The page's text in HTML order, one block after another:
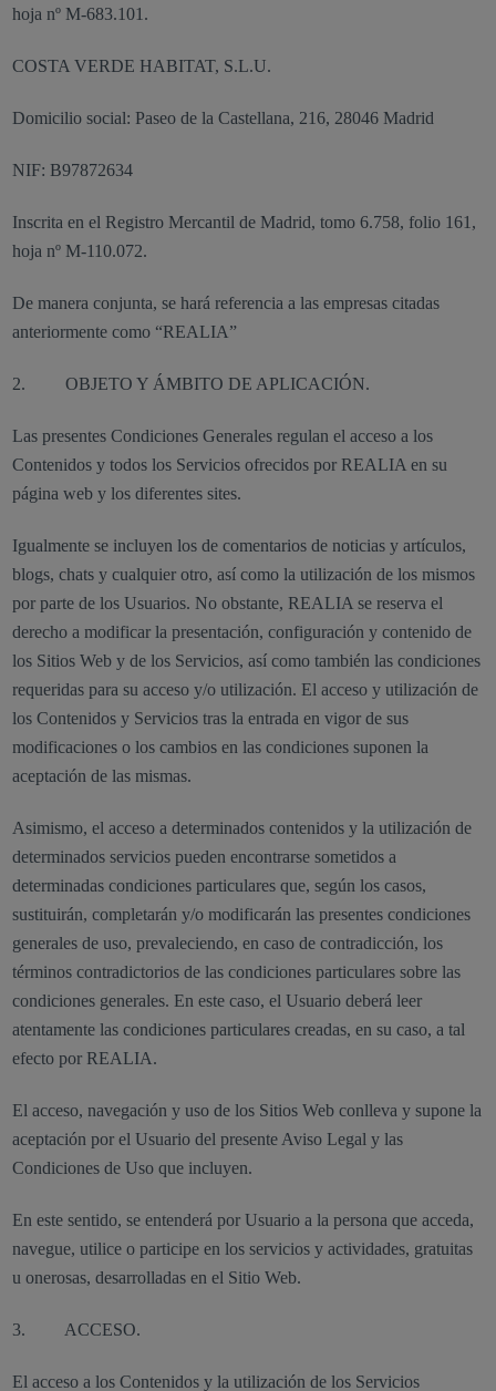
hoja nº M-683.101.
COSTA VERDE HABITAT, S.L.U.
Domicilio social: Paseo de la Castellana, 216, 28046 Madrid
NIF: B97872634
Inscrita en el Registro Mercantil de Madrid, tomo 6.758, folio 161,
hoja nº M-110.072.
De manera conjunta, se hará referencia a las empresas citadas
anteriormente como “REALIA”
2. OBJETO Y ÁMBITO DE APLICACIÓN.
Las presentes Condiciones Generales regulan el acceso a los
Contenidos y todos los Servicios ofrecidos por REALIA en su
página web y los diferentes sites.
Igualmente se incluyen los de comentarios de noticias y artículos,
blogs, chats y cualquier otro, así como la utilización de los mismos
por parte de los Usuarios. No obstante, REALIA se reserva el
derecho a modificar la presentación, configuración y contenido de
los Sitios Web y de los Servicios, así como también las condiciones
requeridas para su acceso y/o utilización. El acceso y utilización de
los Contenidos y Servicios tras la entrada en vigor de sus
modificaciones o los cambios en las condiciones suponen la
aceptación de las mismas.
Asimismo, el acceso a determinados contenidos y la utilización de
determinados servicios pueden encontrarse sometidos a
determinadas condiciones particulares que, según los casos,
sustituirán, completarán y/o modificarán las presentes condiciones
generales de uso, prevaleciendo, en caso de contradicción, los
términos contradictorios de las condiciones particulares sobre las
condiciones generales. En este caso, el Usuario deberá leer
atentamente las condiciones particulares creadas, en su caso, a tal
efecto por REALIA.
El acceso, navegación y uso de los Sitios Web conlleva y supone la
aceptación por el Usuario del presente Aviso Legal y las
Condiciones de Uso que incluyen.
En este sentido, se entenderá por Usuario a la persona que acceda,
navegue, utilice o participe en los servicios y actividades, gratuitas
u onerosas, desarrolladas en el Sitio Web.
3. ACCESO.
El acceso a los Contenidos y la utilización de los Servicios